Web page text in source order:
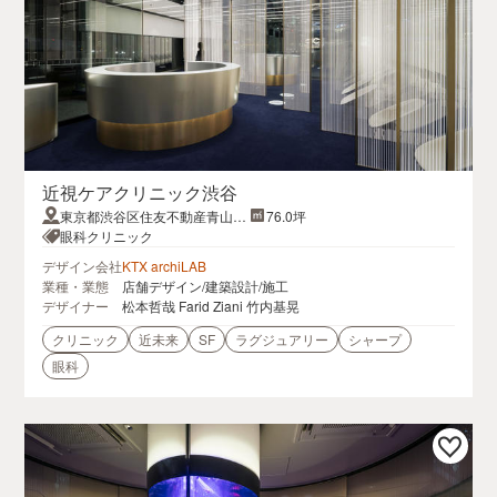
近視ケアクリニック渋谷
東京都渋谷区住友不動産青山通
りビル１階
76.0坪
眼科クリニック
デザイン会社KTX archiLAB
業種・業態
店舗デザイン/建築設計/施工
デザイナー
松本哲哉 Farid Ziani 竹内基晃
クリニック
近未来 SF ラグジュアリー
シャープ
眼科